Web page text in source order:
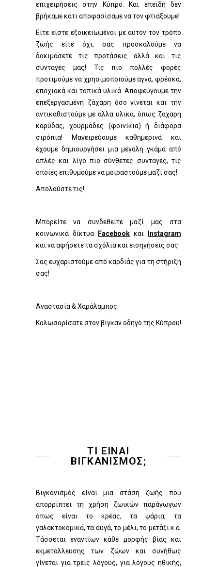
επιχειρήσεις στην Κύπρο. Και επειδή δεν
βρήκαμε κάτι αποφασίσαμε να τον φτιάξουμε!
Είτε είστε εξοικειωμένοι με αυτόν τον τρόπο
ζωής είτε όχι, σας προσκαλούμε να
δοκιμάσετε τις προτάσεις αλλά και τις
συνταγές μας! Τις πιο πολλές φορές
προτιμούμε να χρησιμοποιούμε αγνά, φρέσκα,
εποχιακά και τοπικά υλικά. Αποφεύγουμε την
επεξεργασμένη ζάχαρη όσο γίνεται και την
αντικαθιστούμε με άλλα υλικά, όπως ζάχαρη
καρύδας, χουρμάδες (φοινίκια) ή διάφορα
σιρόπια! Μαγειρεύουμε καθημερινά και
έχουμε δημιουργήσει μια μεγάλη γκάμα από
απλές και λίγο πιο σύνθετες συνταγές, τις
οποίες επιθυμούμε να μοιραστούμε μαζί σας!
Απολαύστε τις!
Μπορείτε να συνδεθείτε μαζί μας στα
κοινωνικά δίκτυα
Facebook και
Instagram
και να αφήσετε τα σχόλια και εισηγήσεις σας.
Σας ευχαριστούμε από καρδιάς για τη στήριξη
σας!
Αναστασία & Χαράλαμπος
Καλωσορίσατε στον βίγκαν οδηγό της Κύπρου!
ΤΙ ΕΙΝΑΙ
ΒΙΓΚΑΝΙΣΜΟΣ;
Βιγκανισμός είναι μια στάση ζωής που
απορρίπτει τη χρήση ζωικών παράγωγων
όπως είναι το κρέας, τα ψάρια, τα
γαλακτοκομικά, τα αυγά, το μέλι, το μετάξι κ.α.
Τάσσεται εναντίων κάθε μορφής βίας και
εκμετάλλευσης των ζώων και συνήθως
γίνεται για τρεις λόγους, για λόγους ηθικής,